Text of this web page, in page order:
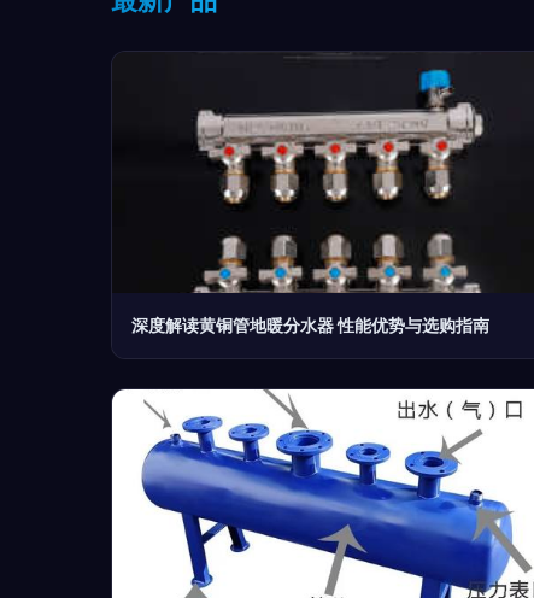
深度解读黄铜管地暖分水器 性能优势与选购指南